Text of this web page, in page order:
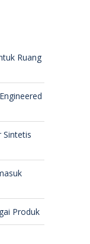
Ruang
Sintetis
Produk